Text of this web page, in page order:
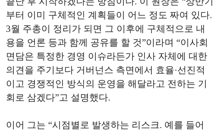
부터 이미 구체적인 계획들이 어느 정도 짜여 있다.
3월 주총이 정리가 되면 그 이후에 구체적으로 내
용을 언론 등과 함께 공유를 할 것”이라며 “이사회
면담은 특정한 경영 이슈라든가 인사 자체에 대한
의견을 주기보다 거버넌스 측면에서 효율·선진적
이고 경쟁적인 방식의 운영을 해달라고 전하는 기
회로 삼겠다”고 설명했다.
이어 그는 “시점별로 발생하는 리스크. 예를 들어